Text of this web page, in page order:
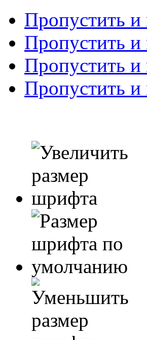
Пропустить и
Пропустить и
Пропустить и
Пропустить и